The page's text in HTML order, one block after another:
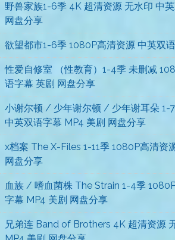
野兽家族1-6季 4K 超清资源 无水印 中
网盘分享
欲望都市1-6季 1080P高清资源 中英双
性爱自修室 （性教育）1-4季 未删减
语字幕 英剧 网盘分享
小谢尔顿 / 少年谢尔顿 / 少年谢耳朵 1-
中英双语字幕 MP4 美剧 网盘分享
x档案 The X-Files 1-11季 1080P高清资
网盘分享
血族 / 嗜血菌株 The Strain 1-4季
字幕 MP4 美剧 网盘分享
兄弟连 Band of Brothers 4K 超清资源